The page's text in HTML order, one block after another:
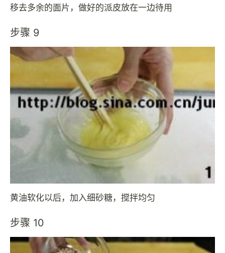
移去多余的面片，做好的派皮放在一边待用
步骤 9
黄油软化以后，加入细砂糖，搅拌均匀
步骤 10